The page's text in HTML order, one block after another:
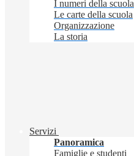
I numeri della scuola
Le carte della scuola
Organizzazione
La storia
Servizi
Panoramica
Famiglie e studenti